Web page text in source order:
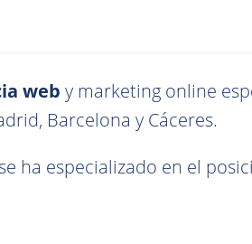
web y marketing online
Barcelona y Cáceres.
ha especializado en el